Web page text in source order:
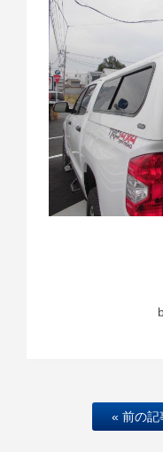
« 前の記